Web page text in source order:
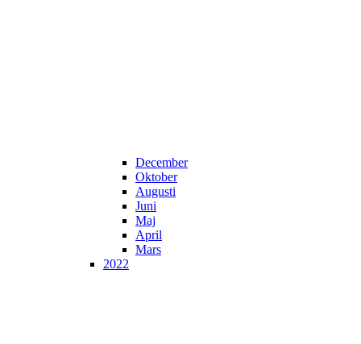
December
Oktober
Augusti
Juni
Maj
April
Mars
2022